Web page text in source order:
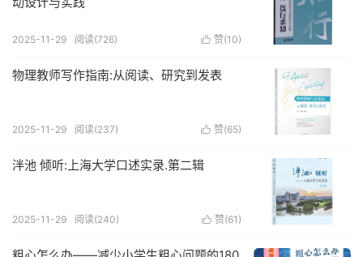
 赞(10)
2025-11-29 阅读(726)
物理教师写作指南:从阅读、研究到发表
 赞(65)
2025-11-29 阅读(237)
泮池 倾听:上海大学口述实录.第二辑
 赞(61 )
2025-11-29 阅读(240)